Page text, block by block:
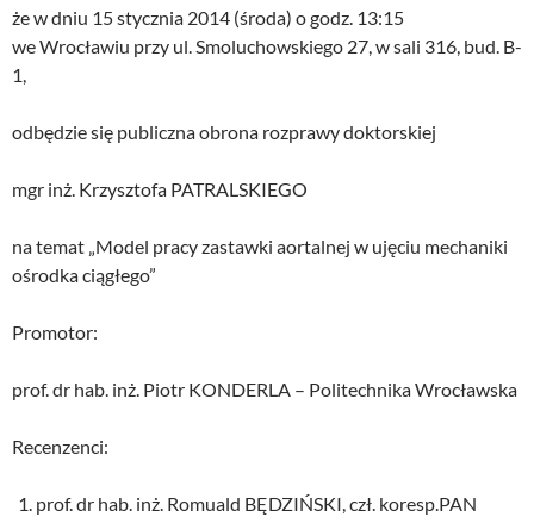
że w dniu 15 stycznia 2014 (środa) o godz. 13:15
we Wrocławiu przy ul. Smoluchowskiego 27, w sali 316, bud. B-
1,
odbędzie się publiczna obrona rozprawy doktorskiej
mgr inż. Krzysztofa PATRALSKIEGO
na temat „Model pracy zastawki aortalnej w ujęciu mechaniki
ośrodka ciągłego”
Promotor:
prof. dr hab. inż. Piotr KONDERLA – Politechnika Wrocławska
Recenzenci:
prof. dr hab. inż. Romuald BĘDZIŃSKI, czł. koresp.PAN